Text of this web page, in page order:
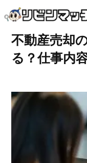
不動産売却
る？仕事内